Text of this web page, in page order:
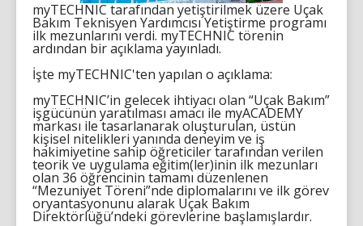
myTECHNIC tarafından yetiştirilmek üzere Uçak
Bakım Teknisyen Yardımcısı Yetiştirme programı
ilk mezunlarını verdi. myTECHNIC törenin
ardından bir açıklama yayınladı.
İşte myTECHNIC'ten yapılan o açıklama:
myTECHNIC’in gelecek ihtiyacı olan “Uçak Bakım”
işgücünün yaratılması amacı ile myACADEMY
markası ile tasarlanarak oluşturulan, üstün
kişisel nitelikleri yanında deneyim ve iş
hakimiyetine sahip öğreticiler tarafından verilen
teorik ve uygulama eğitim(ler)inin ilk mezunları
olan 36 öğrencinin tamamı düzenlenen
“Mezuniyet Töreni”nde diplomalarını ve ilk görev
oryantasyonunu alarak Uçak Bakım
Direktörlüğü’ndeki görevlerine başlamışlardır.